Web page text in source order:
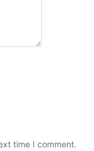
time I comment.